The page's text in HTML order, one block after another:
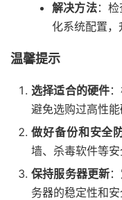
解决方法：检
化系统配置，
温馨提示
选择适合的硬件
避免选购过高性能
做好备份和安全
墙、杀毒软件等安
保持服务器更新
务器的稳定性和安